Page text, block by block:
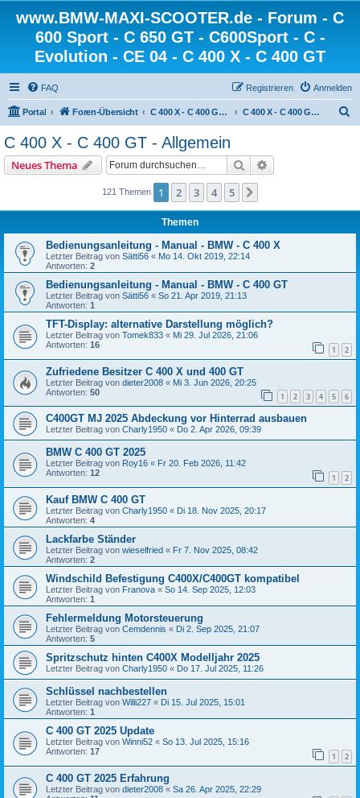
www.BMW-MAXI-SCOOTER.de - Forum - C
600 Sport - C 650 GT - C600Sport - C -
Evolution - CE 04 - C 400 X - C 400 GT
FAQ Anmelden
Registrieren
Portal Foren-Übersicht C 400 X - C 400 GT - BMW Scooter C 400 X - C 400 GT - Allgemein
C 400 X - C 400 GT - Allgemein
Neues Thema Suche
121 Themen 1 2 3 4 5
Themen
Bedienungsanleitung - Manual - BMW - C 400 X
Letzter Beitrag von Sätti56 « Mo 14. Okt 2019, 22:14
Antworten: 2
Bedienungsanleitung - Manual - BMW - C 400 GT
Letzter Beitrag von Sätti56 « So 21. Apr 2019, 21:13
Antworten: 1
TFT-Display: alternative Darstellung möglich?
Letzter Beitrag von Tomek833 « Mi 29. Jul 2026, 21:06
Antworten: 16 1 2
Zufriedene Besitzer C 400 X und 400 GT
Letzter Beitrag von dieter2008 « Mi 3. Jun 2026, 20:25
Antworten: 50 1 2 3 4 5 6
C400GT MJ 2025 Abdeckung vor Hinterrad ausbauen
Letzter Beitrag von Charly1950 « Do 2. Apr 2026, 09:39
BMW C 400 GT 2025
Letzter Beitrag von Roy16 « Fr 20. Feb 2026, 11:42
Antworten: 12 1 2
Kauf BMW C 400 GT
Letzter Beitrag von Charly1950 « Di 18. Nov 2025, 20:17
Antworten: 4
Lackfarbe Ständer
Letzter Beitrag von wieselfried « Fr 7. Nov 2025, 08:42
Antworten: 2
Windschild Befestigung C400X/C400GT kompatibel
Letzter Beitrag von Franova « So 14. Sep 2025, 12:03
Antworten: 1
Fehlermeldung Motorsteuerung
Letzter Beitrag von Cemdennis « Di 2. Sep 2025, 21:07
Antworten: 5
Spritzschutz hinten C400X Modelljahr 2025
Letzter Beitrag von Charly1950 « Do 17. Jul 2025, 11:26
Schlüssel nachbestellen
Letzter Beitrag von Willi227 « Di 15. Jul 2025, 15:01
Antworten: 1
C 400 GT 2025 Update
Letzter Beitrag von Winni52 « So 13. Jul 2025, 15:16
Antworten: 17 1 2
C 400 GT 2025 Erfahrung
Letzter Beitrag von dieter2008 « Sa 26. Apr 2025, 22:29